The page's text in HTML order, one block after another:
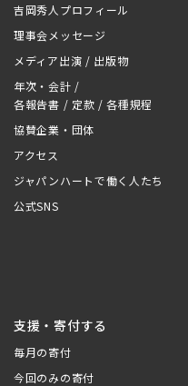
吉岡秀人プロフィール
理事会メッセージ
メディア出演 / 出版物
年次・会計 /
各報告書 / 定款 / 各種規程
協賛企業・団体
アクセス
ジャパンハートで働く人たち
公式SNS
支援・寄付する
毎月の寄付
今回のみの寄付